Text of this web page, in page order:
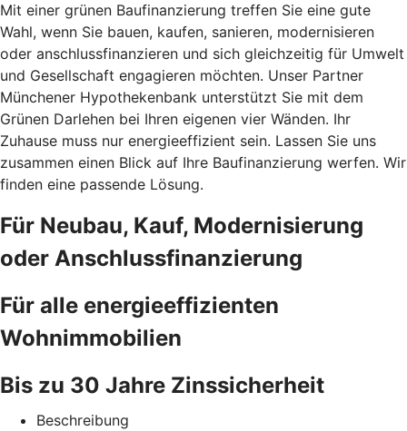
Mit einer grünen Baufinanzierung treffen Sie eine gute
Wahl, wenn Sie bauen, kaufen, sanieren, modernisieren
oder anschlussfinanzieren und sich gleichzeitig für Umwelt
und Gesellschaft engagieren möchten. Unser Partner
Münchener Hypothekenbank unterstützt Sie mit dem
Grünen Darlehen bei Ihren eigenen vier Wänden. Ihr
Zuhause muss nur energieeffizient sein. Lassen Sie uns
zusammen einen Blick auf Ihre Baufinanzierung werfen. Wir
finden eine passende Lösung.
Für Neubau, Kauf, Modernisierung
oder Anschlussfinanzierung
Für alle energieeffizienten
Wohnimmobilien
Bis zu 30 Jahre Zinssicherheit
Beschreibung